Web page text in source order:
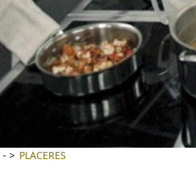
- PLACERES